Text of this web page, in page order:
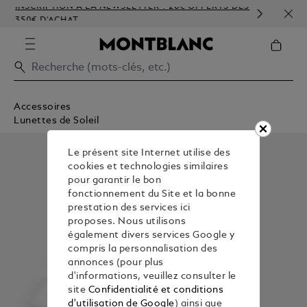
INSCRIPTION À LA NEWSLETTER : 20€ OFFERTS DÈS
350€ D'ACHAT
Accessoires
Lunettes de Soleil
Le présent site Internet utilise des
cookies et technologies similaires
pour garantir le bon
fonctionnement du Site et la bonne
prestation des services ici
proposes. Nous utilisons
également divers services Google y
compris la personnalisation des
annonces (pour plus
d'informations, veuillez consulter le
site Confidentialité et conditions
d'utilisation de Google) ainsi que